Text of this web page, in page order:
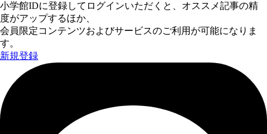
小学館IDに登録してログインいただくと、オススメ記事の精
度がアップするほか、
会員限定コンテンツおよびサービスのご利用が可能になりま
す。
新規登録